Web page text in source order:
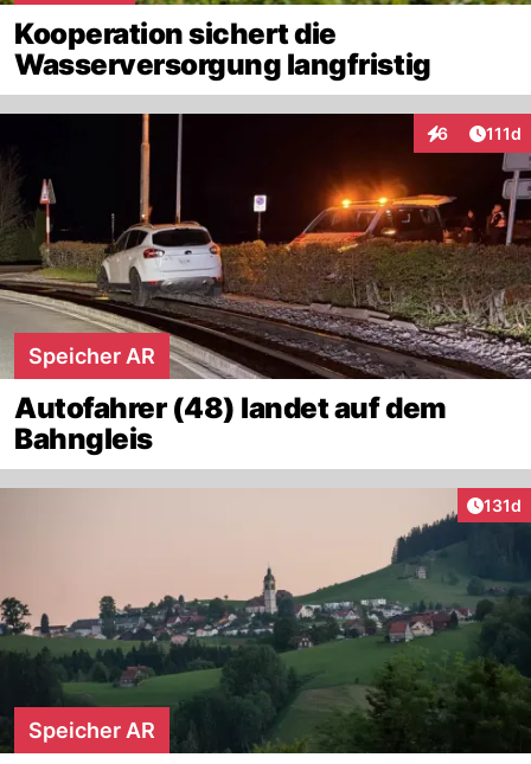
Kooperation sichert die
Wasserversorgung langfristig
6
Interaktionen
111d
Speicher AR
Autofahrer (48) landet auf dem
Bahngleis
131d
Speicher AR